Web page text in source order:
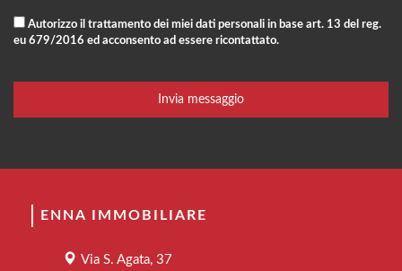
Autorizzo il trattamento dei miei dati personali in base art. 13 del reg.
eu 679/2016 ed acconsento ad essere ricontattato.
ENNA IMMOBILIARE
Via S. Agata, 37